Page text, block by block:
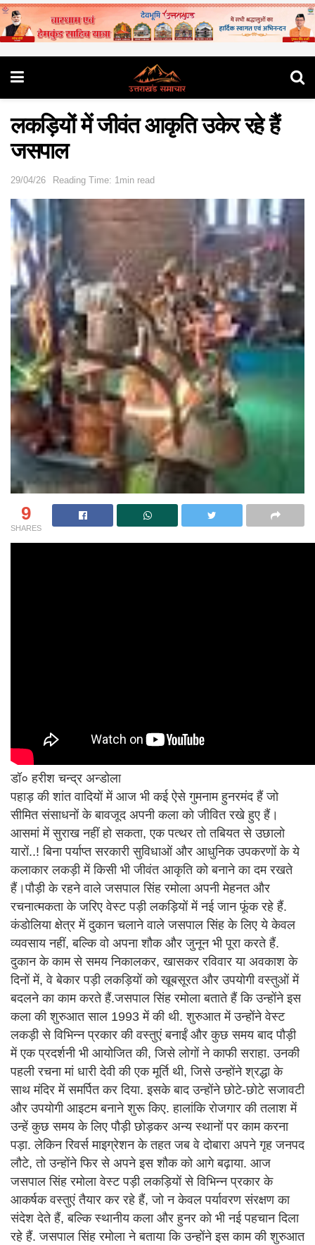
लकड़ियों में जीवंत आकृति उकेर रहे हैं
जसपाल
29/04/26 Reading Time: 1min read
9
SHARES
डॉ० हरीश चन्द्र अन्डोला
पहाड़ की शांत वादियों में आज भी कई ऐसे गुमनाम हुनरमंद हैं जो
सीमित संसाधनों के बावजूद अपनी कला को जीवित रखे हुए हैं।
आसमां में सुराख नहीं हो सकता, एक पत्थर तो तबियत से उछालो
यारों..! बिना पर्याप्त सरकारी सुविधाओं और आधुनिक उपकरणों के ये
कलाकार लकड़ी में किसी भी जीवंत आकृति को बनाने का दम रखते
हैं।पौड़ी के रहने वाले जसपाल सिंह रमोला अपनी मेहनत और
रचनात्मकता के जरिए वेस्ट पड़ी लकड़ियों में नई जान फूंक रहे हैं.
कंडोलिया क्षेत्र में दुकान चलाने वाले जसपाल सिंह के लिए ये केवल
व्यवसाय नहीं, बल्कि वो अपना शौक और जुनून भी पूरा करते हैं.
दुकान के काम से समय निकालकर, खासकर रविवार या अवकाश के
दिनों में, वे बेकार पड़ी लकड़ियों को खूबसूरत और उपयोगी वस्तुओं में
बदलने का काम करते हैं.जसपाल सिंह रमोला बताते हैं कि उन्होंने इस
कला की शुरुआत साल 1993 में की थी. शुरुआत में उन्होंने वेस्ट
लकड़ी से विभिन्न प्रकार की वस्तुएं बनाईं और कुछ समय बाद पौड़ी
में एक प्रदर्शनी भी आयोजित की, जिसे लोगों ने काफी सराहा. उनकी
पहली रचना मां धारी देवी की एक मूर्ति थी, जिसे उन्होंने श्रद्धा के
साथ मंदिर में समर्पित कर दिया. इसके बाद उन्होंने छोटे-छोटे सजावटी
और उपयोगी आइटम बनाने शुरू किए. हालांकि रोजगार की तलाश में
उन्हें कुछ समय के लिए पौड़ी छोड़कर अन्य स्थानों पर काम करना
पड़ा. लेकिन रिवर्स माइग्रेशन के तहत जब वे दोबारा अपने गृह जनपद
लौटे, तो उन्होंने फिर से अपने इस शौक को आगे बढ़ाया. आज
जसपाल सिंह रमोला वेस्ट पड़ी लकड़ियों से विभिन्न प्रकार के
आकर्षक वस्तुएं तैयार कर रहे हैं, जो न केवल पर्यावरण संरक्षण का
संदेश देते हैं, बल्कि स्थानीय कला और हुनर को भी नई पहचान दिला
रहे हैं. जसपाल सिंह रमोला ने बताया कि उन्होंने इस काम की शुरुआत